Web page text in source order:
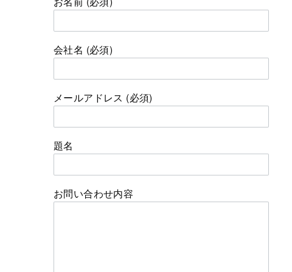
会社名 (必須)
メールアドレス (必須)
題名
お問い合わせ内容